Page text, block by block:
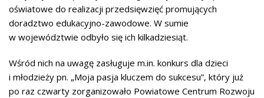
oświatowe do realizacji przedsięwzięć promujących
doradztwo edukacyjno-zawodowe. W sumie
w województwie odbyło się ich kilkadziesiąt.
Wśród nich na uwagę zasługuje m.in. konkurs dla dzieci
i młodzieży pn. „Moja pasja kluczem do sukcesu”, który już
po raz czwarty zorganizowało Powiatowe Centrum Rozwoju